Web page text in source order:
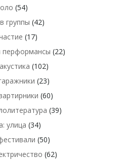
(54)
группы (42)
(17)
перформансы (22)
(102)
(23)
(60)
(39)
улица (34)
(50)
(62)